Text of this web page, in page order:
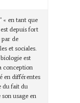
« en tant que
depuis fort
de
et sociales.
est
conception
en différentes
du fait du
usage en